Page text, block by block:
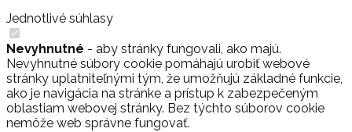
Jednotlivé súhlasy
Nevyhnutné - aby stránky fungovali, ako majú.
Nevyhnutné súbory cookie pomáhajú urobiť webové
stránky uplatniteľnými tým, že umožňujú základné funkcie,
ako je navigácia na stránke a prístup k zabezpečeným
oblastiam webovej stránky. Bez týchto súborov cookie
nemôže web správne fungovať.